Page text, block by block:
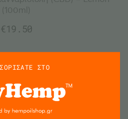
ΣΤΟ
€19.50